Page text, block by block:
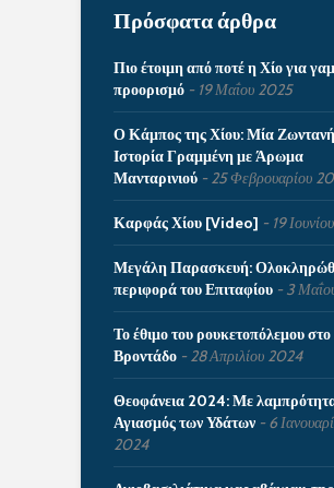
Πρόσφατα άρθρα
Πιο έτοιμη από ποτέ η Χίο για
προορισμό
19 Μαΐου 2025
Ο Κάμπος της Χίου: Μία Ζωντανή
Ιστορία Γραμμένη με Άρωμα
Μανταρινιού
25 Φεβρουαρίου
Καρφάς Χίου [Video] 19
Μεγάλη Παρασκευή:
περιφορά του Επιταφίου
3
Το έθιμο του ρουκετοπόλεμου στο
Βροντάδο
28 Απριλίου 2024
Θεοφάνεια 2024: Με
Αγιασμός των Υδάτων
6
2024